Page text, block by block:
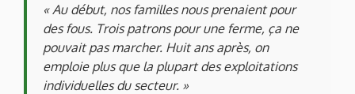
« Au début, nos familles nous prenaient pour
des fous. Trois patrons pour une ferme, ça ne
pouvait pas marcher. Huit ans après, on
emploie plus que la plupart des exploitations
individuelles du secteur. »